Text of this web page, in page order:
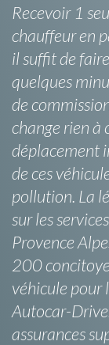
Recevoir 1
chauffeur en
il suffit de
quelques
de
change rien à
déplacement
de ces
pollution. La
sur les
Provence
200
véhicule pour
Autocar-
assurances